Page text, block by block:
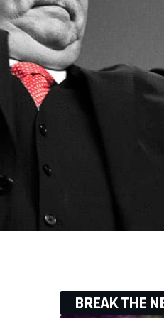
BREAK THE